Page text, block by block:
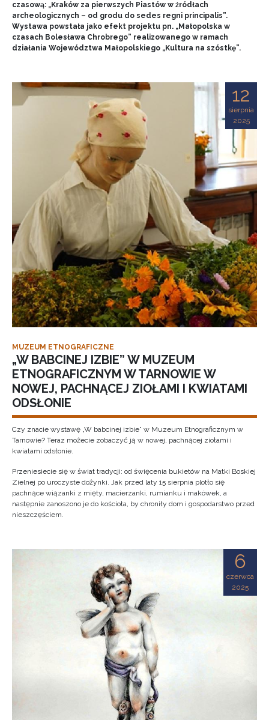
czasową: „Kraków za pierwszych Piastów w źródłach
archeologicznych – od grodu do sedes regni principalis”.
Wystawa powstała jako efekt projektu pn. „Małopolska w
czasach Bolesława Chrobrego” realizowanego w ramach
działania Województwa Małopolskiego „Kultura na szóstkę”.
12
sierpnia
2025
MUZEUM ETNOGRAFICZNE
„W BABCINEJ IZBIE” W MUZEUM
ETNOGRAFICZNYM W TARNOWIE W
NOWEJ, PACHNĄCEJ ZIOŁAMI I KWIATAMI
ODSŁONIE
Czy znacie wystawę „W babcinej izbie” w Muzeum Etnograficznym w
Tarnowie? Teraz możecie zobaczyć ją w nowej, pachnącej ziołami i
kwiatami odsłonie.
Przeniesiecie się w świat tradycji: od święcenia bukietów na Matki Boskiej
Zielnej po uroczyste dożynki. Jak przed laty 15 sierpnia plotło się
pachnące wiązanki z mięty, macierzanki, rumianku i makówek, a
następnie zanoszono je do kościoła, by chroniły dom i gospodarstwo przed
nieszczęściem.
6
czerwca
2025